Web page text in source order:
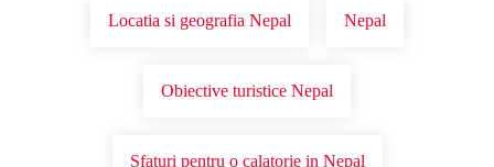
Locatia si geografia Nepal Nepal
Obiective turistice Nepal
Sfaturi pentru o calatorie in Nepal